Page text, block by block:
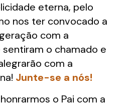
eterna, pelo
nos ter convocado a
com a
sentiram o chamado e
com a
Junte-se a nós!
o Pai com a